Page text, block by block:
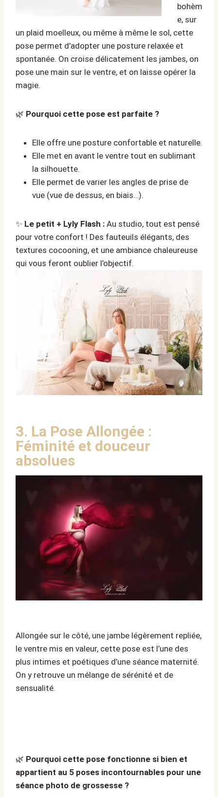
bohèm
e, sur
un plaid moelleux, ou même à même le sol, cette
pose permet d’adopter une posture relaxée et
spontanée. On croise délicatement les jambes, on
pose une main sur le ventre, et on laisse opérer la
magie.
🌿 Pourquoi cette pose est parfaite ?
Elle offre une posture confortable et naturelle.
Elle met en avant le ventre tout en sublimant
la silhouette.
Elle permet de varier les angles de prise de
vue (vue de dessus, en biais…).
✨ Le petit + Lyly Flash : Au studio, tout est pensé
pour votre confort ! Des fauteuils élégants, des
textures cocooning, et une ambiance chaleureuse
qui vous feront oublier l’objectif.
3. La Pose Allongée :
Féminité et douceur
absolues
Allongée sur le côté, une jambe légèrement repliée,
le ventre mis en valeur, cette pose est l’une des
plus intimes et poétiques d’une séance maternité.
On y retrouve un mélange de sérénité et de
sensualité.
🌿 Pourquoi cette pose fonctionne si bien et
appartient au 5 poses incontournables pour une
séance photo de grossesse ?